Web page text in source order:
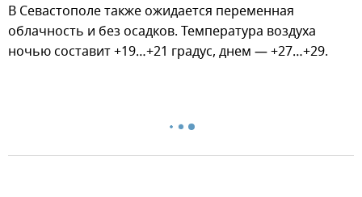
В Севастополе также ожидается переменная
облачность и без осадков. Температура воздуха
ночью составит +19…+21 градус, днем — +27…+29.